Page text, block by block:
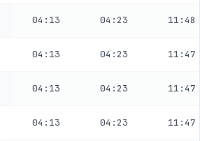
04:13 04:23 11:48
04:13 04:23 11:47
04:13 04:23 11:47
04:13 04:23 11:47